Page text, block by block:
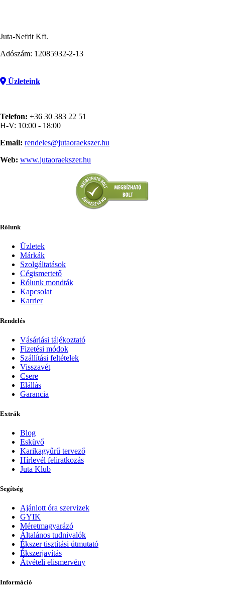
Juta-Nefrit Kft.
Adószám: 12085932-2-13
Üzleteink
Telefon: +36 30 383 22 51
H-V: 10:00 - 18:00
Email: rendeles@jutaoraekszer.hu
Web: www.jutaoraekszer.hu
Rólunk
Üzletek
Márkák
Szolgáltatások
Cégismertető
Rólunk mondták
Kapcsolat
Karrier
Rendelés
Vásárlási tájékoztató
Fizetési módok
Szállítási feltételek
Visszavét
Csere
Elállás
Garancia
Extrák
Blog
Esküvő
Karikagyűrű tervező
Hírlevél feliratkozás
Juta Klub
Segítség
Ajánlott óra szervizek
GYIK
Méretmagyarázó
Általános tudnivalók
Ékszer tisztítási útmutató
Ékszerjavítás
Átvételi elismervény
Információ